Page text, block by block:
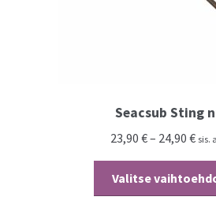
Seacsub Sting
23,90 €– 24,90 € sis.
Valitse